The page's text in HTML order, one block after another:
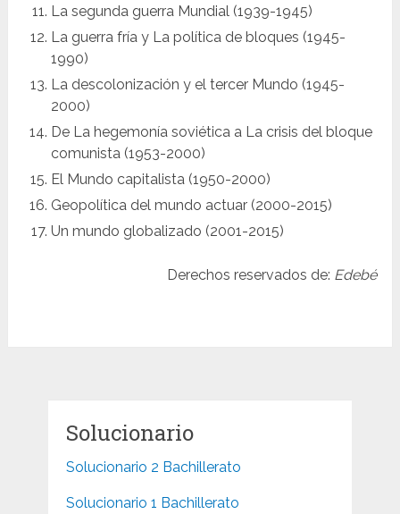
La segunda guerra Mundial (1939-1945)
La guerra fría y La política de bloques (1945-
1990)
La descolonización y el tercer Mundo (1945-
2000)
De La hegemonía soviética a La crisis del bloque
comunista (1953-2000)
El Mundo capitalista (1950-2000)
Geopolítica del mundo actuar (2000-2015)
Un mundo globalizado (2001-2015)
Derechos reservados de: Edebé
Solucionario
Solucionario 2 Bachillerato
Solucionario 1 Bachillerato